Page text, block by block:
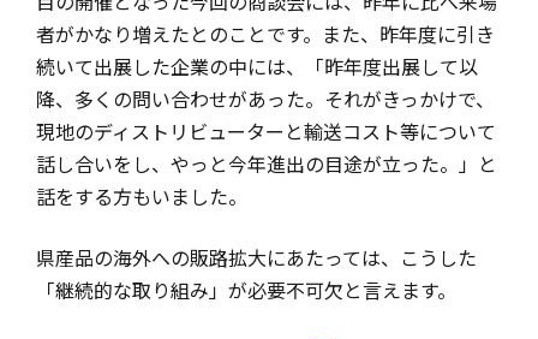
者がかなり増えたとのことです。また、昨年度に引き
続いて出展した企業の中には、「昨年度出展して以
降、多くの問い合わせがあった。それがきっかけで、
現地のディストリビューターと輸送コスト等について
話し合いをし、やっと今年進出の目途が立った。」と
話をする方もいました。
県産品の海外への販路拡大にあたっては、こうした
「継続的な取り組み」が必要不可欠と言えます。